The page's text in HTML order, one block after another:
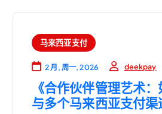
马来西亚支付
2 月, 周一, 2026 deekpay
《合作伙伴管理艺术
与多个马来西亚支付渠